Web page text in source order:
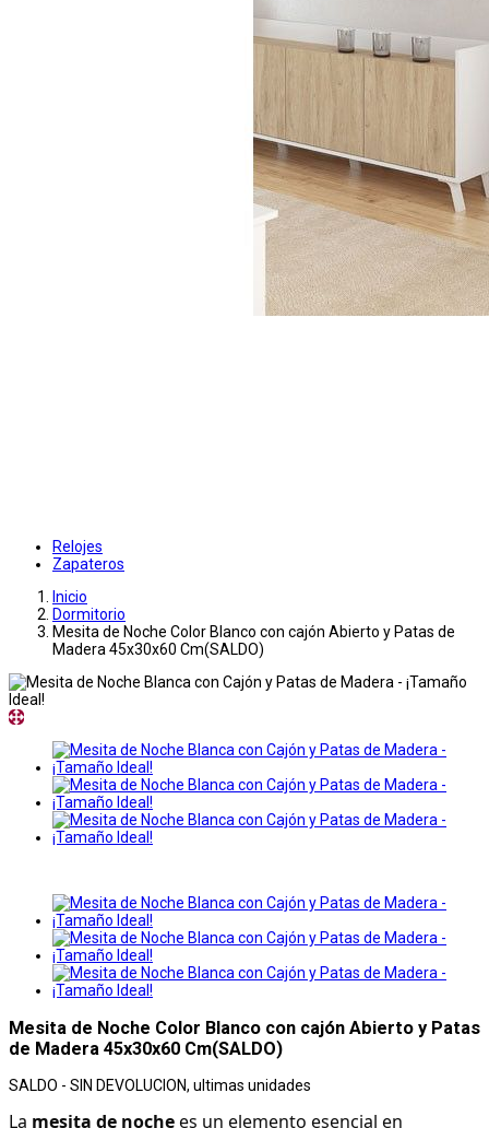
Relojes
Zapateros
Inicio
Dormitorio
Mesita de Noche Color Blanco con cajón Abierto y Patas de
Madera 45x30x60 Cm(SALDO)
Mesita de Noche Color Blanco con cajón Abierto y Patas
de Madera 45x30x60 Cm(SALDO)
SALDO - SIN DEVOLUCION, ultimas unidades
La mesita de noche es un elemento esencial en